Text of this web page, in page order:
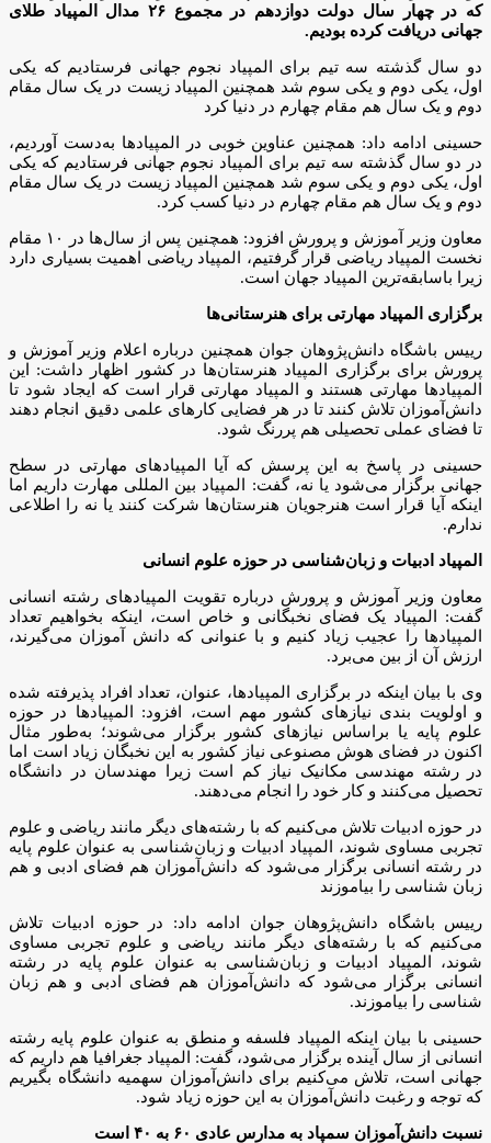
که در چهار سال دولت دوازدهم در مجموع ۲۶ مدال المپیاد طلای
جهانی دریافت کرده بودیم.
دو سال گذشته سه تیم برای المپیاد نجوم جهانی فرستادیم که یکی
اول، یکی دوم و یکی سوم شد همچنین المپیاد زیست در یک سال مقام
دوم و یک سال هم مقام چهارم در دنیا کرد
حسینی ادامه داد: همچنین عناوین خوبی در المپیادها به‌دست آوردیم،
در دو سال گذشته سه تیم برای المپیاد نجوم جهانی فرستادیم که یکی
اول، یکی دوم و یکی سوم شد همچنین المپیاد زیست در یک سال مقام
دوم و یک سال هم مقام چهارم در دنیا کسب کرد.
معاون وزیر آموزش و پرورش افزود: همچنین پس از سال‌ها در ۱۰ مقام
نخست المپیاد ریاضی قرار گرفتیم، المپیاد ریاضی اهمیت بسیاری دارد
زیرا باسابقه‌ترین المپیاد جهان است.
برگزاری المپیاد مهارتی برای هنرستانی‌ها
رییس باشگاه دانش‌پژوهان جوان همچنین درباره اعلام وزیر آموزش و
پرورش برای برگزاری المپیاد هنرستان‌ها در کشور اظهار داشت: این
المپیادها مهارتی هستند و المپیاد مهارتی قرار است که ایجاد شود تا
دانش‌آموزان تلاش کنند تا در هر فضایی کارهای علمی دقیق انجام دهند
تا فضای عملی تحصیلی هم پررنگ شود.
حسینی در پاسخ به این پرسش که آیا المپیادهای مهارتی در سطح
جهانی برگزار می‌شود یا نه، گفت: المپیاد بین المللی مهارت داریم اما
اینکه آیا قرار است هنرجویان هنرستان‌ها شرکت کنند یا نه را اطلاعی
ندارم.
المپیاد ادبیات و زبان‌شناسی در حوزه علوم انسانی
معاون وزیر آموزش و پرورش درباره تقویت المپیادهای رشته انسانی
گفت: المپیاد یک فضای نخبگانی و خاص است، اینکه بخواهیم تعداد
المپیادها را عجیب زیاد کنیم و با عنوانی که دانش آموزان می‌گیرند،
ارزش آن از بین می‌برد.
وی با بیان اینکه در برگزاری المپیادها، عنوان، تعداد افراد پذیرفته شده
و اولویت بندی نیازهای کشور مهم است، افزود: المپیادها در حوزه
علوم پایه یا براساس نیازهای کشور برگزار می‌شوند؛ به‌طور مثال
اکنون در فضای هوش مصنوعی نیاز کشور به این نخبگان زیاد است اما
در رشته مهندسی مکانیک نیاز کم است زیرا مهندسان در دانشگاه
تحصیل می‌کنند و کار خود را انجام می‌دهند.
در حوزه ادبیات تلاش می‌کنیم که با رشته‌های دیگر مانند ریاضی و علوم
تجربی مساوی شوند، المپیاد ادبیات و زبان‌شناسی به عنوان علوم پایه
در رشته انسانی برگزار می‌شود که دانش‌آموزان هم فضای ادبی و هم
زبان شناسی را بیاموزند
رییس باشگاه دانش‌پژوهان جوان ادامه داد: در حوزه ادبیات تلاش
می‌کنیم که با رشته‌های دیگر مانند ریاضی و علوم تجربی مساوی
شوند، المپیاد ادبیات و زبان‌شناسی به عنوان علوم پایه در رشته
انسانی برگزار می‌شود که دانش‌آموزان هم فضای ادبی و هم زبان
شناسی را بیاموزند.
حسینی با بیان اینکه المپیاد فلسفه و منطق به عنوان علوم پایه رشته
انسانی از سال آینده برگزار می‌شود، گفت: المپیاد جغرافیا هم داریم که
جهانی است، تلاش می‌کنیم برای دانش‌آموزان سهمیه دانشگاه بگیریم
که توجه و رغبت دانش‌آموزان به این حوزه زیاد شود.
نسبت دانش‌آموزان سمپاد به مدارس عادی ۶۰ به ۴۰ است